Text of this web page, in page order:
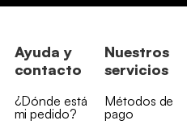
Ayuda y
contacto
¿Dónde está
mi pedido?
Nuestros
servicios
Métodos de
pago